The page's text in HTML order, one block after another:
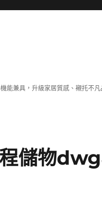
能兼具，升級家居質感、襯托不凡
儲物